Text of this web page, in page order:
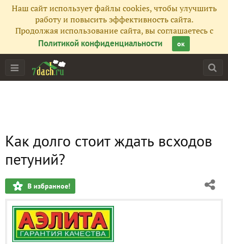
Наш сайт использует файлы cookies, чтобы улучшить
работу и повысить эффективность сайта.
Продолжая использование сайта, вы соглашаетесь с
Политикой конфиденциальности
ок
Как долго стоит ждать всходов
петуний?
В избранное!